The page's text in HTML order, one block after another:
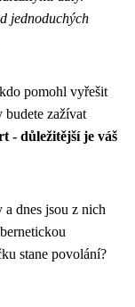
jednoduchých
pomohl vyřešit
budete zažívat
- důležitější je váš
dnes jsou z nich
stane povolání?